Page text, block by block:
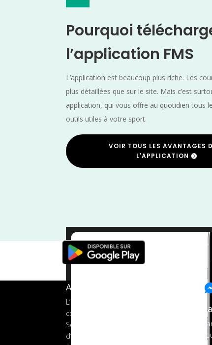
Pourquoi
l’application FMS
L’application est beaucoup plus riche. Les
plus détaillées que sur le site. Mais c’est
application, qui vous offre au quotidien tous
outils utiles à votre sport.
VOIR TOUS LES AVANTAGES
L'APPLICATION
Trail/Provence Alpes Côte d'Azur
A propos de FMS
L’application tout-en-un pour les
coureurs
Services aux organisateurs
d’événements